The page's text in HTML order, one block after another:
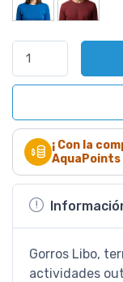
¡ Con la
AquaPoints
Gorros Libo,
actividades